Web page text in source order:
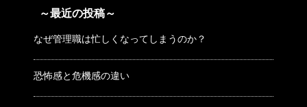
～最近の投稿～
なぜ管理職は忙しくなってしまうのか？
恐怖感と危機感の違い